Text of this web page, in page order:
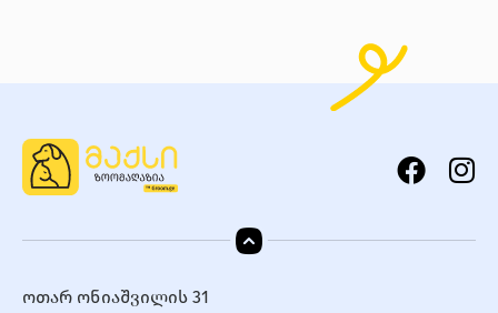
ოთარ ონიაშვილის 31